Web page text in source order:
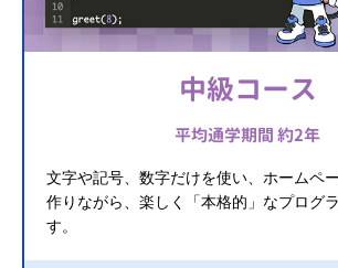
中級コース
平均通学期間 約2年
文字や記号、数字だけを使い、ホームペ
作りながら、楽しく「本格的」なプログ
す。